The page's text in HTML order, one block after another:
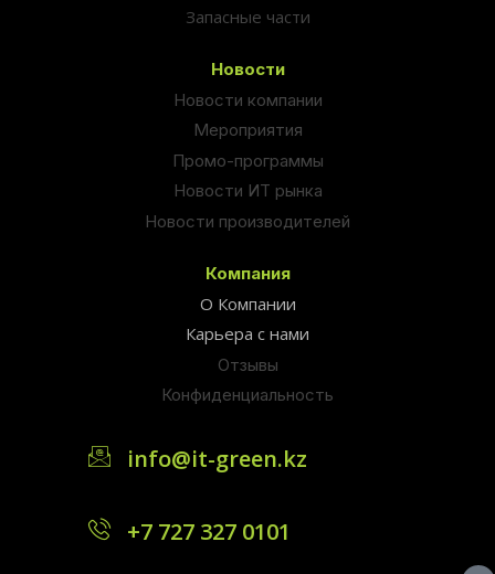
Запасные части
Новости
Новости компании
Мероприятия
Промо-программы
Новости ИТ рынка
Новости производителей
Компания
О Компании
Карьера с нами
Отзывы
Конфиденциальность
info@it-green.kz
+7 727 327 0101